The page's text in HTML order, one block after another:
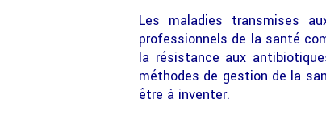
Les maladies transmises
professionnels de la santé
la résistance aux
méthodes de gestion de la
être à inventer.